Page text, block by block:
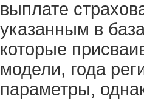
выплате
указанным в
которые
модели, года
параметры,